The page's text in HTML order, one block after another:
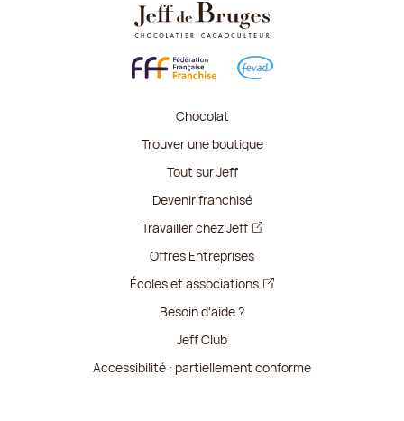
Chocolat
Trouver une boutique
Tout sur Jeff
Devenir franchisé
Travailler chez Jeff
Offres Entreprises
Écoles et associations
Besoin d'aide ?
Jeff Club
Accessibilité : partiellement conforme